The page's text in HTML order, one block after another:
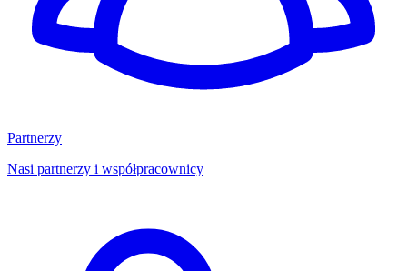
Partnerzy
Nasi partnerzy i współpracownicy